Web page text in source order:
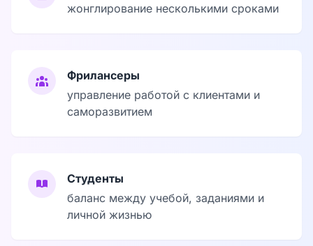
жонглирование несколькими сроками
Фрилансеры
управление работой с клиентами и
саморазвитием
Студенты
баланс между учебой, заданиями и
личной жизнью